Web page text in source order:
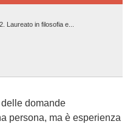
Laureato in filosofia e...
delle domande
persona, ma è esperienza